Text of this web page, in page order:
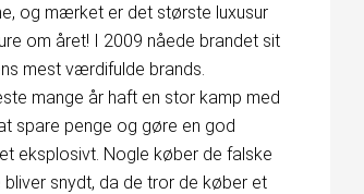
og mærket er det største luxusur
om året! I 2009 nåede brandet sit
mest værdifulde brands.
mange år haft en stor kamp med
spare penge og gøre en god
eksplosivt. Nogle køber de falske
bliver snydt, da de tror de køber et